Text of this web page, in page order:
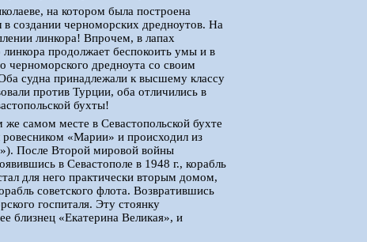
на котором была построена
создании черноморских дредноутов. На
линкора! Впрочем, в лапах
продолжает беспокоить умы и в
черноморского дредноута со своим
судна принадлежали к высшему классу
против Турции, оба отличились в
бухты!
самом месте в Севастопольской бухте
«Марии» и происходил из
После Второй мировой войны
в Севастополе в 1948 г., корабль
для него практически вторым домом,
советского флота. Возвратившись
госпиталя. Эту стоянку
близнец «Екатерина Великая», и